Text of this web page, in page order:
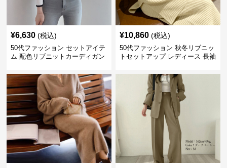
¥6,630 (税込)
50代ファッション セットアイテ
ム 配色リブニットカーディガン
¥10,860 (税込)
50代ファッション 秋冬リブニッ
トセットアップ レディース 長袖